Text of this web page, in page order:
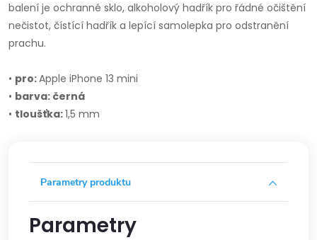
balení je ochranné sklo, alkoholový hadřík pro řádné očištění
nečistot, čístící hadřík a lepící samolepka pro odstranění
prachu.
• pro:Apple iPhone 13 mini
• barva: černá
• tloušťka:1,5 mm
Parametry produktu
Parametry